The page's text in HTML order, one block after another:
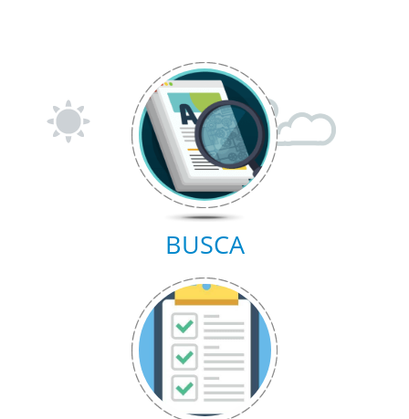
BUSCA